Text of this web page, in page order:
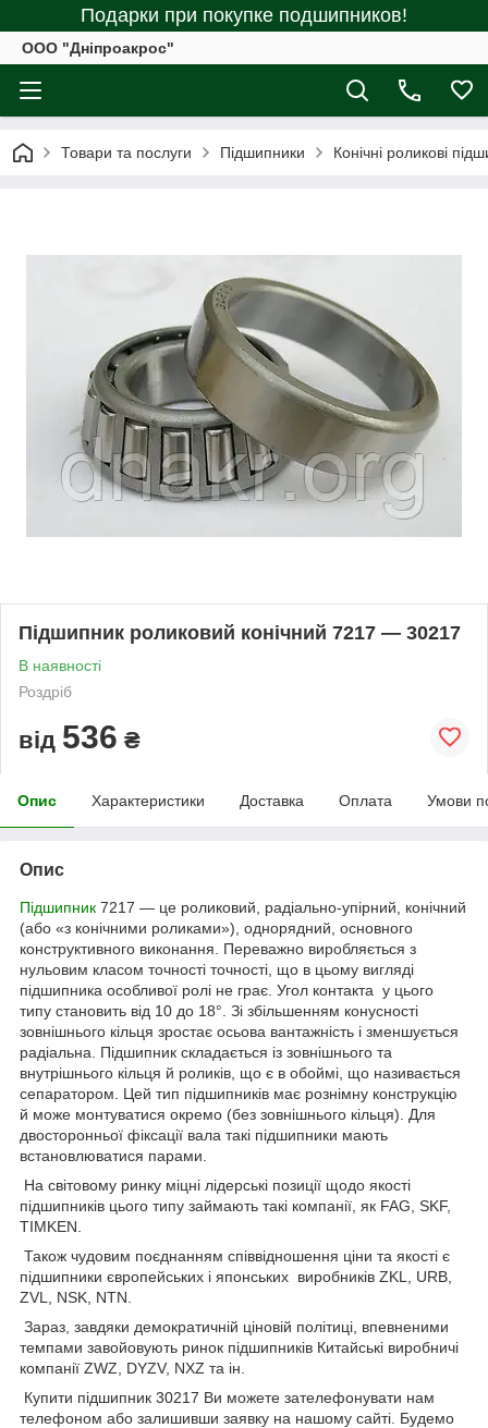
Подарки при покупке подшипников!
ООО "Дніпроакрос"
Товари та послуги Підшипники Конічні роликові
Підшипник роликовий конічний 7217 — 30217
В наявності
Роздріб
від 536 ₴
Опис Характеристики Доставка Оплата Умови
Опис
Підшипник 7217 — це роликовий, радіально-упірний, конічний
(або «з конічними роликами»), однорядний, основного
конструктивного виконання. Переважно виробляється з
нульовим класом точності точності, що в цьому вигляді
підшипника особливої ролі не грає. Угол контакта у цього
типу становить від 10 до 18°. Зі збільшенням конусності
зовнішнього кільця зростає осьова вантажність і зменшується
радіальна. Підшипник складається із зовнішнього та
внутрішнього кільця й роликів, що є в обоймі, що називається
сепаратором. Цей тип підшипників має рознімну конструкцію
й може монтуватися окремо (без зовнішнього кільця). Для
двосторонньої фіксації вала такі підшипники мають
встановлюватися парами.
На світовому ринку міцні лідерські позиції щодо якості
підшипників цього типу займають такі компанії, як FAG, SKF,
TIMKEN.
Також чудовим поєднанням співвідношення ціни та якості є
підшипники європейських і японських виробників ZKL, URB,
ZVL, NSK, NTN.
Зараз, завдяки демократичній ціновій політиці, впевненими
темпами завойовують ринок підшипників Китайські виробничі
компанії ZWZ, DYZV, NXZ та ін.
Купити підшипник 30217 Ви можете зателефонувати нам
телефоном або залишивши заявку на нашому сайті. Будемо